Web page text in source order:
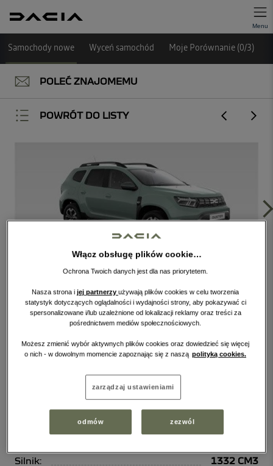
Samochody nowe Wyceń samochód Moje Porównanie (0/3)
POWRÓT DO LISTY
POLEĆ ZNAJOMEMU
DACIA DUSTER
Duster 1.3 TCe Journey EDC
102 700 PLN
Benzyna
Silnik: 1332 CM3
Włącz obsługę plików cookie…
Ochrona Twoich danych jest dla nas priorytetem.
Nasza strona i jej partnerzy używają plików cookies w celu tworzenia
statystyk dotyczących oglądalności i wydajności strony, aby pokazywać ci
spersonalizowane i/lub uzależnione od lokalizacji reklamy oraz treści za
pośrednictwem mediów społecznościowych.
Możesz zmienić wybór aktywnych plików cookies oraz dowiedzieć się więcej
o nich - w dowolnym momencie zapoznając się z naszą polityką cookies.
zarządzaj ustawieniami
odmów zezwól